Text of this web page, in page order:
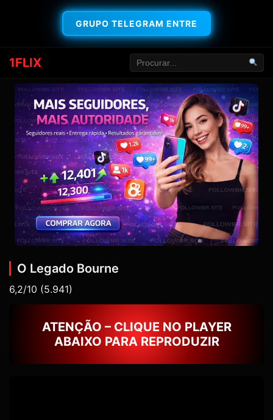
GRUPO TELEGRAM ENTRE
1FLIX
O Legado Bourne
6,2/10 (5.941)
ATENÇÃO – CLIQUE NO PLAYER
ABAIXO PARA REPRODUZIR